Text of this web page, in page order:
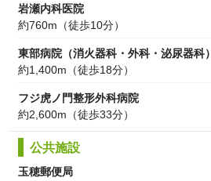
岩瀬内科医院
約760m（徒歩10分）
東部病院（消火器科・外科・泌尿器科）
約1,400m（徒歩18分）
フジ虎ノ門整形外科病院
約2,600m（徒歩33分）
公共施設
玉穂郵便局